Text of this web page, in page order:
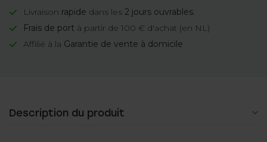
Livraison rapide dans les 2 jours ouvrables.
Frais de port à partir de 100 € d'achat (en NL)
Affilié à la Garantie de vente à domicile
Description du produit